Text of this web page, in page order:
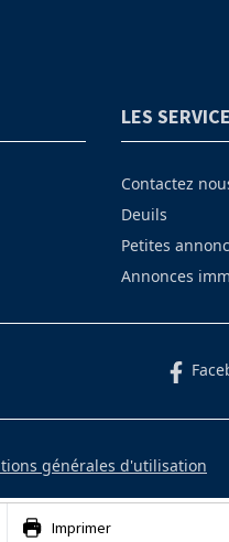
Imprimer
LES
Contactez
Deuils
Petites
Annonces
générales d'utilisation